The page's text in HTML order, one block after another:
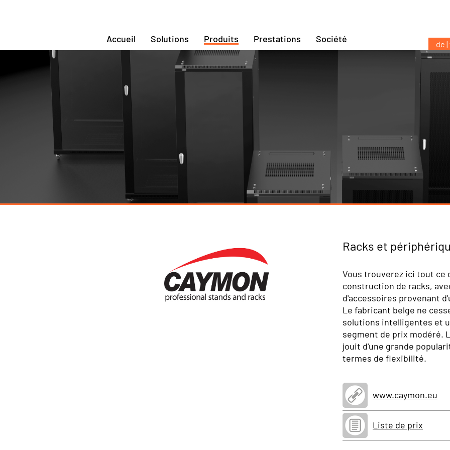
Accueil Solutions Produits Prestations Société de
Racks et
Vous trouverez ici tout ce
construction de racks,
d'accessoires provenant
Le fabricant belge ne
solutions intelligentes et
segment de prix modéré.
jouit d'une grande
termes de flexibilité.
www.caymon.eu
Liste de prix